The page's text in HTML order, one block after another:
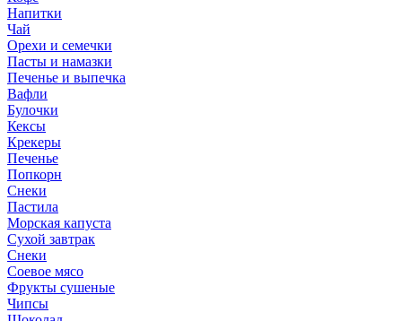
Напитки
Чай
Орехи и семечки
Пасты и намазки
Печенье и выпечка
Вафли
Булочки
Кексы
Крекеры
Печенье
Попкорн
Снеки
Пастила
Морская капуста
Сухой завтрак
Снеки
Соевое мясо
Фрукты сушеные
Чипсы